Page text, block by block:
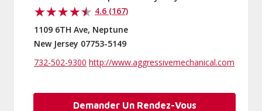
4.6 (167)
1109 6TH Ave, Neptune
New Jersey 07753-5149
732-502-9300 http://www.aggressivemechanical.com
Demander Un Rendez-Vous